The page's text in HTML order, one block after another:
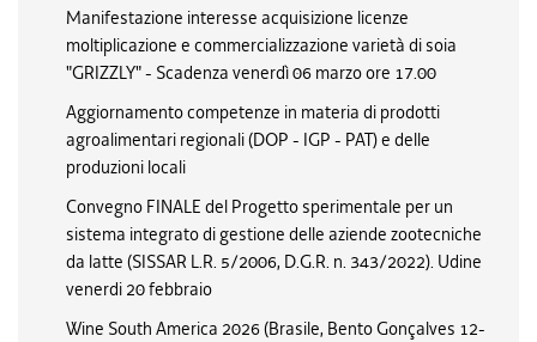
Manifestazione interesse acquisizione licenze
moltiplicazione e commercializzazione varietà di soia
"GRIZZLY" - Scadenza venerdì 06 marzo ore 17.00
Aggiornamento competenze in materia di prodotti
agroalimentari regionali (DOP - IGP - PAT) e delle
produzioni locali
Convegno FINALE del Progetto sperimentale per un
sistema integrato di gestione delle aziende zootecniche
da latte (SISSAR L.R. 5/2006, D.G.R. n. 343/2022). Udine
venerdi 20 febbraio
Wine South America 2026 (Brasile, Bento Gonçalves 12-